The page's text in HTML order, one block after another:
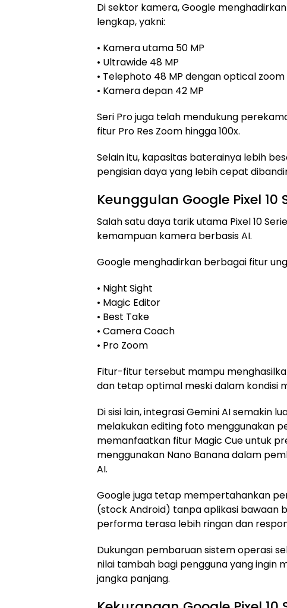
Di sektor kamera, Google
lengkap, yakni:
• Kamera utama 50 MP
• Ultrawide 48 MP
• Telephoto 48 MP dengan optical zoom
• Kamera depan 42 MP
Seri Pro juga telah mendukung
fitur Pro Res Zoom hingga 100x.
Selain itu, kapasitas baterainya lebih
pengisian daya yang lebih cepat
Keunggulan Google Pixel 10
Salah satu daya tarik utama Pixel 10
kemampuan kamera berbasis AI.
Google menghadirkan berbagai fitur
• Night Sight
• Magic Editor
• Best Take
• Camera Coach
• Pro Zoom
Fitur-fitur tersebut mampu
dan tetap optimal meski dalam kondisi
Di sisi lain, integrasi Gemini AI semakin
melakukan editing foto menggunakan
memanfaatkan fitur Magic Cue untuk
menggunakan Nano Banana dalam
AI.
Google juga tetap mempertahankan
(stock Android) tanpa aplikasi bawaan
performa terasa lebih ringan dan
Dukungan pembaruan sistem operasi
nilai tambah bagi pengguna yang ingin
jangka panjang.